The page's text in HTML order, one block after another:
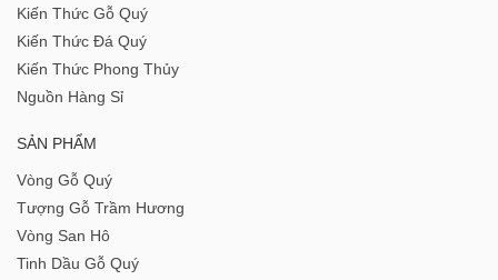
Kiến Thức Gỗ Quý
Kiến Thức Đá Quý
Kiến Thức Phong Thủy
Nguồn Hàng Sỉ
SẢN PHẨM
Vòng Gỗ Quý
Tượng Gỗ Trầm Hương
Vòng San Hô
Tinh Dầu Gỗ Quý